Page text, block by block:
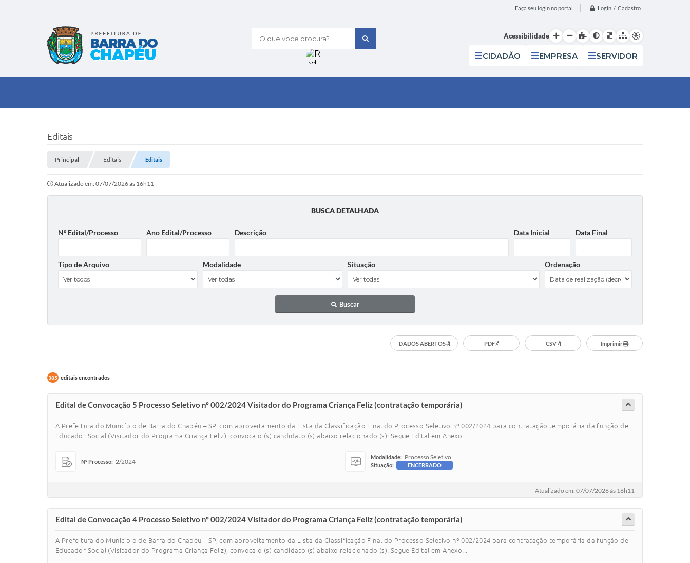
Faça seu login no portal Login / Cadastro
O que voce procura? Acessibilidade
CIDADÃO EMPRESA SERVIDOR
Editais
Principal Editais Editais
Atualizado em: 07/07/2026 às 16h11
BUSCA DETALHADA
Nº Edital/Processo Ano Edital/Processo Descrição Data Inicial Data Final
Tipo de Arquivo Modalidade Situação Ordenação
Buscar
DADOS ABERTOS PDF CSV Imprimir
385 editais encontrados
Edital de Convocação 5 Processo Seletivo nº 002/2024 Visitador do Programa Criança Feliz (contratação temporária)
A Prefeitura do Município de Barra do Chapéu – SP, com aproveitamento da Lista da Classificação Final do Processo Seletivo nº 002/2024 para contratação temporária da função de
Educador Social (Visitador do Programa Criança Feliz), convoca o (s) candidato (s) abaixo relacionado (s): Segue Edital em Anexo...
Nº Processo: 2/2024
Modalidade: Processo Seletivo
Situação: ENCERRADO
Atualizado em: 07/07/2026 às 16h11
Edital de Convocação 4 Processo Seletivo nº 002/2024 Visitador do Programa Criança Feliz (contratação temporária)
A Prefeitura do Município de Barra do Chapéu – SP, com aproveitamento da Lista da Classificação Final do Processo Seletivo nº 002/2024 para contratação temporária da função de
Educador Social (Visitador do Programa Criança Feliz), convoca o (s) candidato (s) abaixo relacionado (s): Segue Edital em Anexo...